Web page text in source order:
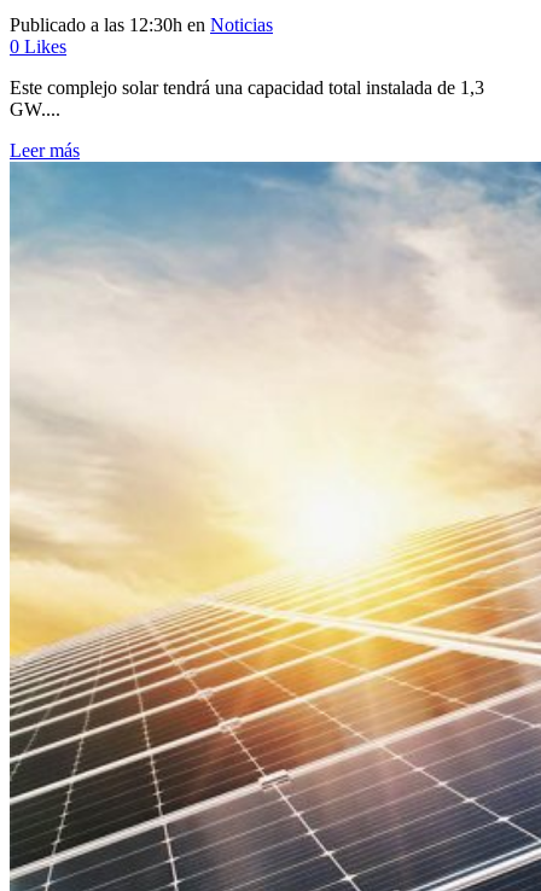
Publicado a las 12:30h en Noticias
0 Likes
Este complejo solar tendrá una capacidad total instalada de 1,3
GW....
Leer más